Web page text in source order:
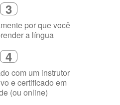
3
por que você
a língua
4
com um instrutor
e certificado em
(ou online)